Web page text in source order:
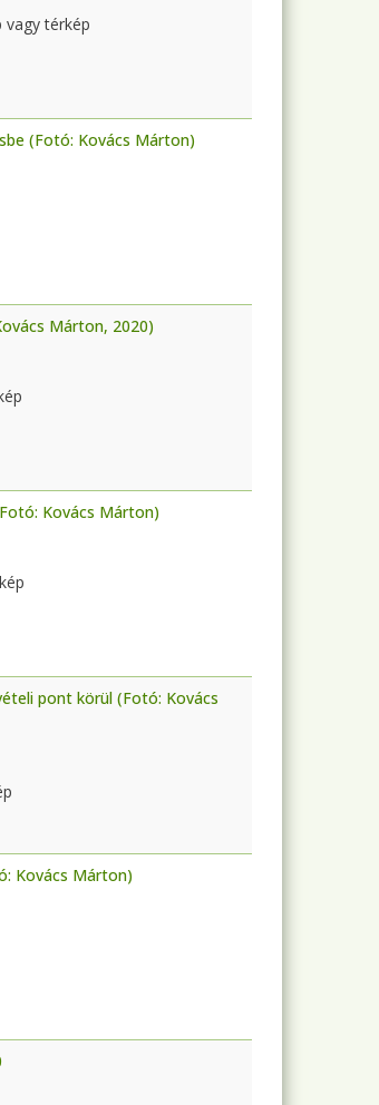
vagy térkép
(Fotó: Kovács Márton)
Márton, 2020)
Kovács Márton)
pont körül (Fotó: Kovács
Kovács Márton)